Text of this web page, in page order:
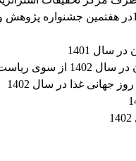
ــ کسب عنوان محصول برتر تحقیق و توسعه
1401
ایران
غذا در سال 1402